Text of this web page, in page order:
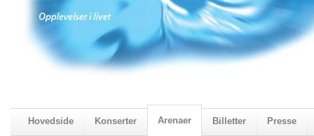
Hovedside Konserter Arenaer Billetter Presse